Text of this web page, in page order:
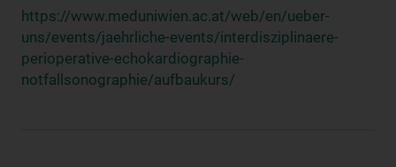
https://www.meduniwien.ac.at/web/en/ueber-
uns/events/jaehrliche-events/interdisziplinaere-
perioperative-echokardiographie-
notfallsonographie/aufbaukurs/